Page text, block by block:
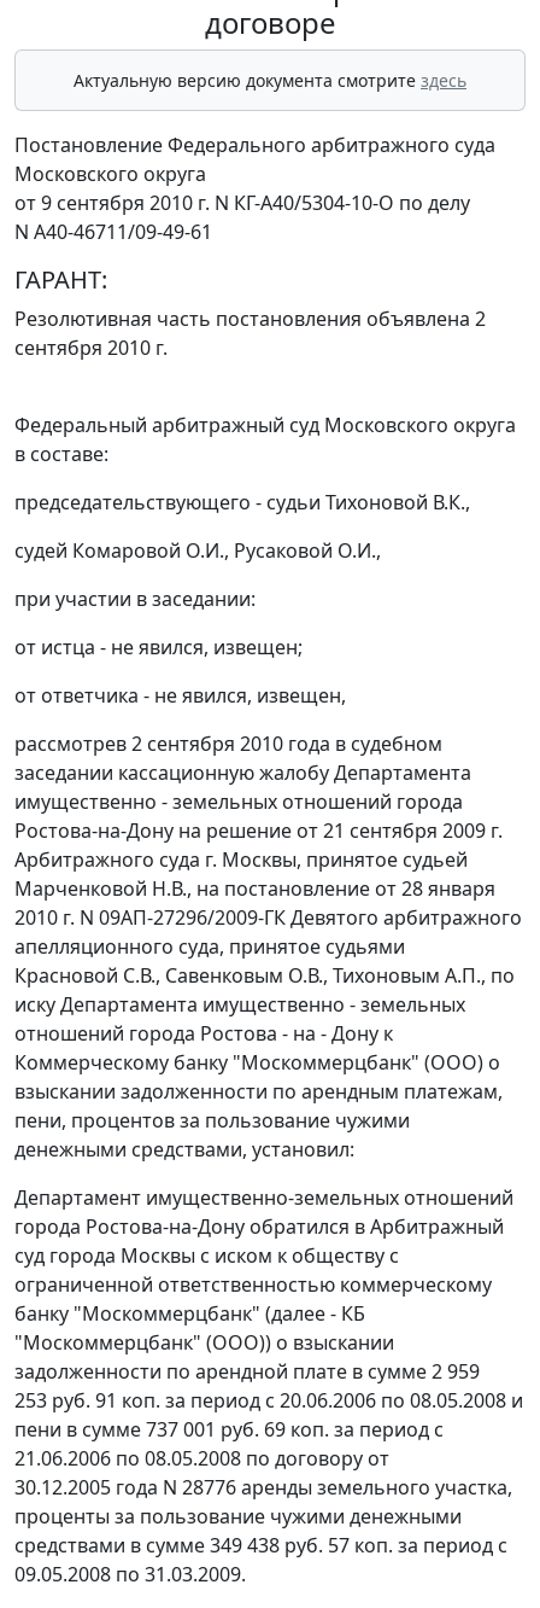
договоре
Актуальную версию документа смотрите здесь
Постановление Федерального арбитражного суда
Московского округа
от 9 сентября 2010 г. N КГ-А40/5304-10-О по делу
N А40-46711/09-49-61
ГАРАНТ:
Резолютивная часть постановления объявлена 2
сентября 2010 г.
Федеральный арбитражный суд Московского округа
в составе:
председательствующего - судьи Тихоновой В.К.,
судей Комаровой О.И., Русаковой О.И.,
при участии в заседании:
от истца - не явился, извещен;
от ответчика - не явился, извещен,
рассмотрев 2 сентября 2010 года в судебном
заседании кассационную жалобу Департамента
имущественно - земельных отношений города
Ростова-на-Дону на решение от 21 сентября 2009 г.
Арбитражного суда г. Москвы, принятое судьей
Марченковой Н.В., на постановление от 28 января
2010 г. N 09АП-27296/2009-ГК Девятого арбитражного
апелляционного суда, принятое судьями
Красновой С.В., Савенковым О.В., Тихоновым А.П., по
иску Департамента имущественно - земельных
отношений города Ростова - на - Дону к
Коммерческому банку "Москоммерцбанк" (ООО) о
взыскании задолженности по арендным платежам,
пени, процентов за пользование чужими
денежными средствами, установил:
Департамент имущественно-земельных отношений
города Ростова-на-Дону обратился в Арбитражный
суд города Москвы с иском к обществу с
ограниченной ответственностью коммерческому
банку "Москоммерцбанк" (далее - КБ
"Москоммерцбанк" (ООО)) о взыскании
задолженности по арендной плате в сумме 2 959
253 руб. 91 коп. за период с 20.06.2006 по 08.05.2008 и
пени в сумме 737 001 руб. 69 коп. за период с
21.06.2006 по 08.05.2008 по договору от
30.12.2005 года N 28776 аренды земельного участка,
проценты за пользование чужими денежными
средствами в сумме 349 438 руб. 57 коп. за период с
09.05.2008 по 31.03.2009.